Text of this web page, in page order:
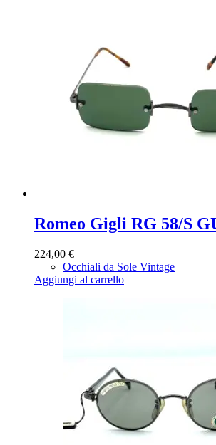
Romeo Gigli RG 58/S
224,00 €
Occhiali da Sole Vintage
Aggiungi al carrello